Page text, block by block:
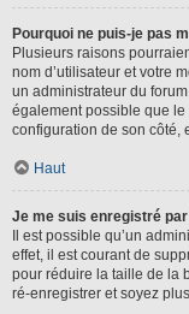
Pourquoi ne puis-je pas
Plusieurs raisons
nom d’utilisateur et votre
un administrateur du
également possible que
configuration de son côté,
Haut
Je me suis enregistré
Il est possible qu’un
effet, il est courant de
pour réduire la taille de la
ré-enregistrer et soyez